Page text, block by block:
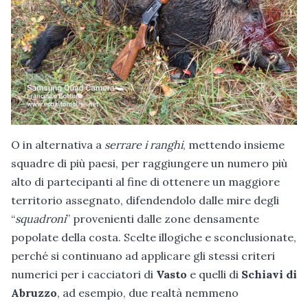
O in alternativa a serrare i ranghi, mettendo insieme
squadre di più paesi, per raggiungere un numero più
alto di partecipanti al fine di ottenere un maggiore
territorio assegnato, difendendolo dalle mire degli
“squadroni” provenienti dalle zone densamente
popolate della costa. Scelte illogiche e sconclusionate,
perché si continuano ad applicare gli stessi criteri
numerici per i cacciatori di Vasto e quelli di Schiavi di
Abruzzo, ad esempio, due realtà nemmeno